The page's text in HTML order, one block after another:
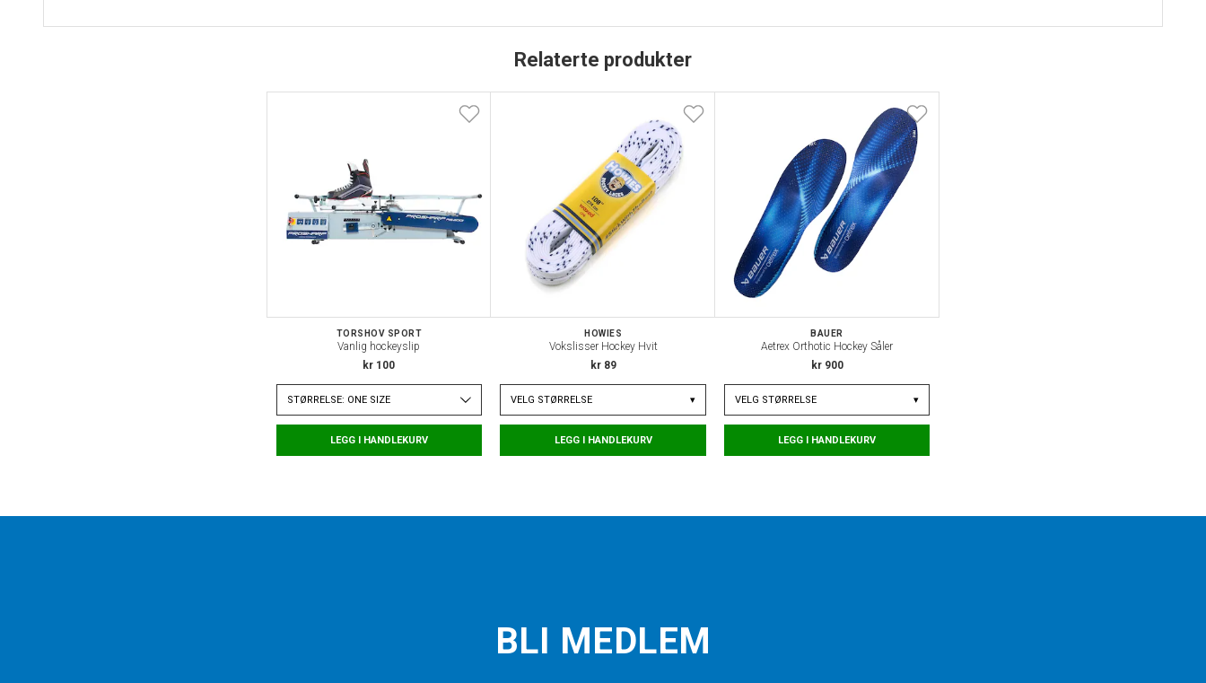
Relaterte produkter
TORSHOV SPORT
Vanlig hockeyslip
kr 100
STØRRELSE: ONE SIZE
LEGG I HANDLEKURV
HOWIES
Vokslisser Hockey Hvit
kr 89
VELG STØRRELSE ▾
LEGG I HANDLEKURV
BAUER
Aetrex Orthotic Hockey Såler
kr 900
VELG STØRRELSE ▾
LEGG I HANDLEKURV
BLI MEDLEM